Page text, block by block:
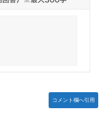
キャッチコピーの映画【ラブ
コメント欄へ引用